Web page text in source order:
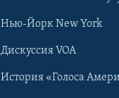
Нью-Йорк New York
Дискуссия VOA
История «Голоса